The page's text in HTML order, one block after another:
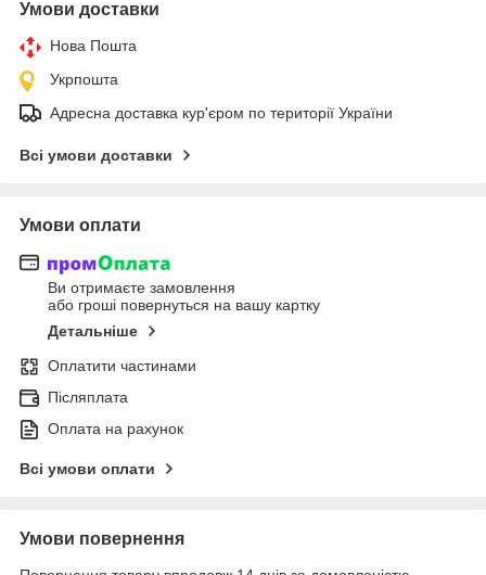
Умови доставки
Нова Пошта
Укрпошта
Адресна доставка кур'єром по території України
Всі умови доставки
Умови оплати
Ви отримаєте замовлення
або гроші повернуться на вашу картку
Детальніше
Оплатити частинами
Післяплата
Оплата на рахунок
Всі умови оплати
Умови повернення